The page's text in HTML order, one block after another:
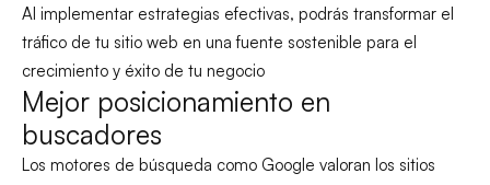
Al implementar estrategias efectivas, podrás transformar el
tráfico de tu sitio web en una fuente sostenible para el
crecimiento y éxito de tu negocio
Mejor posicionamiento en
buscadores
Los motores de búsqueda como Google valoran los sitios